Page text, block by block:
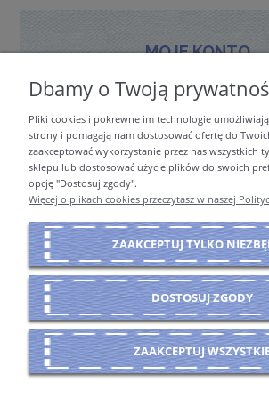
MOJE KONTO
PŁATNOŚCI I
INFORMACJE
O NAS
POKAŻ PEŁNĄ WERSJĘ
Sklep internetowy Shoper
Dbamy o Twoją
Pliki cookies i pokrewne im technologie
strony i pomagają nam dostosować ofertę do
zaakceptować wykorzystanie przez nas wszystkich
sklepu lub dostosować użycie plików do swoich
opcję "Dostosuj zgody".
Więcej o plikach cookies przeczytasz w naszej
ZAAKCEPTUJ TYLKO
DOSTOSUJ ZGODY
ZAAKCEPTUJ